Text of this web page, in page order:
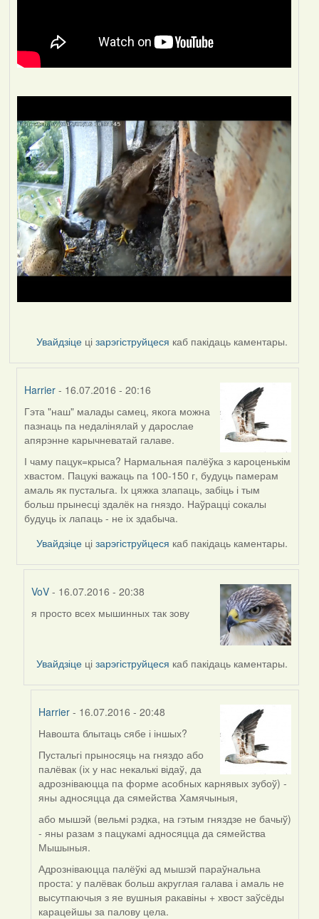
Увайдзіце цізарэгіструйцеся каб пакідаць каментары.
Harrier - 16.07.2016 - 20:16
In
reply
to
by
VoV
Гэта "наш" малады самец, якога можна
пазнаць па недалінялай у дарослае
апярэнне карычневатай галаве.
І чаму пацук=крыса? Нармальная палёўка з кароценькім
хвастом. Пацукі важаць па 100-150 г, будуць памерам
амаль як пустальга. Іх цяжка злапаць, забіць і тым
больш прынесці здалёк на гняздо. Наўрацці сокалы
будуць іх лапаць - не іх здабыча.
Увайдзіце цізарэгіструйцеся каб пакідаць каментары.
VoV - 16.07.2016 - 20:38
In
by
я просто всех мышинных так зову
Увайдзіце цізарэгіструйцеся каб пакідаць каментары.
Harrier- 16.07.2016 - 20:48
In
reply
to
by
VoV
Навошта блытаць сябе і іншых?
Пустальгі прыносяць на гняздо або
палёвак (іх у нас некалькі відаў, да
адрозніваюцца па форме асобных карнявых зубоў) -
яны адносяцца да сямейства Хамячыныя,
або мышэй (вельмі рэдка, на гэтым гняздзе не бачыў)
- яны разам з пацукамі адносяцца да сямейства
Мышыныя.
Адрозніваюцца палёўкі ад мышэй параўнальна
проста: у палёвак больш акруглая галава і амаль не
высутпаючыя з яе вушныя ракавіны + хвост заўсёды
карацейшы за палову цела.